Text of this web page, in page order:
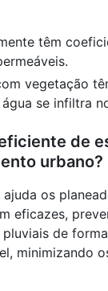
têm
vegetação
se infiltra
de
urbano?
os
eficazes,
de
minimizando